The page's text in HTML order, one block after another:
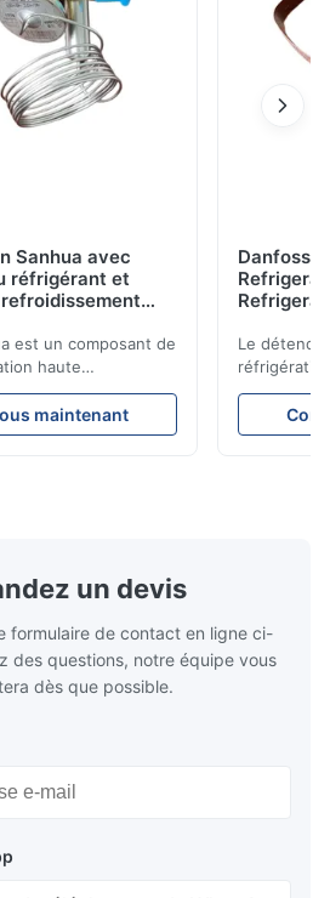
Sanhua avec
réfrigérant et
est un composant de
haute
les unités de
les
et les systèmes
maintenant
Danfoss
Le
précision
un devis
formulaire de contact en ligne ci-
des questions, notre équipe vous
dès que possible.